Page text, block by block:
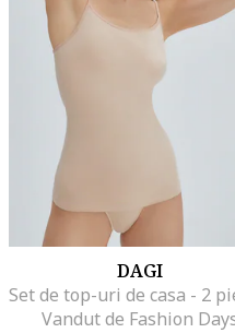
DAGI
Vandut de Fashion